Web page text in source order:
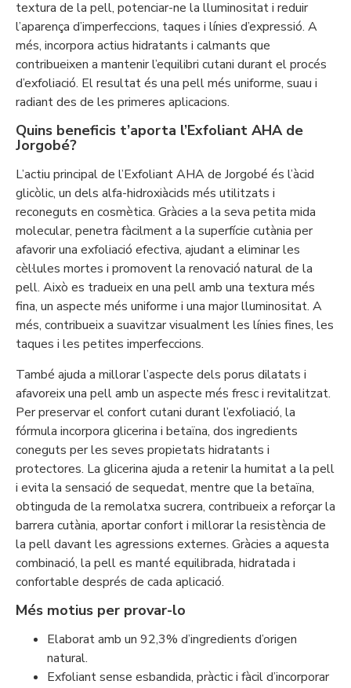
textura de la pell, potenciar-ne la lluminositat i reduir
l’aparença d’imperfeccions, taques i línies d’expressió. A
més, incorpora actius hidratants i calmants que
contribueixen a mantenir l’equilibri cutani durant el procés
d’exfoliació. El resultat és una pell més uniforme, suau i
radiant des de les primeres aplicacions.
Quins beneficis t’aporta l’Exfoliant AHA de
Jorgobé?
L’actiu principal de l’Exfoliant AHA de Jorgobé és l’àcid
glicòlic, un dels alfa-hidroxiàcids més utilitzats i
reconeguts en cosmètica. Gràcies a la seva petita mida
molecular, penetra fàcilment a la superfície cutània per
afavorir una exfoliació efectiva, ajudant a eliminar les
cèl·lules mortes i promovent la renovació natural de la
pell. Això es tradueix en una pell amb una textura més
fina, un aspecte més uniforme i una major lluminositat. A
més, contribueix a suavitzar visualment les línies fines, les
taques i les petites imperfeccions.
També ajuda a millorar l’aspecte dels porus dilatats i
afavoreix una pell amb un aspecte més fresc i revitalitzat.
Per preservar el confort cutani durant l’exfoliació, la
fórmula incorpora glicerina i betaïna, dos ingredients
coneguts per les seves propietats hidratants i
protectores. La glicerina ajuda a retenir la humitat a la pell
i evita la sensació de sequedat, mentre que la betaïna,
obtinguda de la remolatxa sucrera, contribueix a reforçar la
barrera cutània, aportar confort i millorar la resistència de
la pell davant les agressions externes. Gràcies a aquesta
combinació, la pell es manté equilibrada, hidratada i
confortable després de cada aplicació.
Més motius per provar-lo
Elaborat amb un 92,3% d’ingredients d’origen
natural.
Exfoliant sense esbandida, pràctic i fàcil d’incorporar